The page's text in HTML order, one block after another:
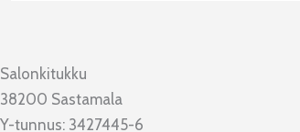
Salonkitukku
38200 Sastamala
Y-tunnus: 3427445-6